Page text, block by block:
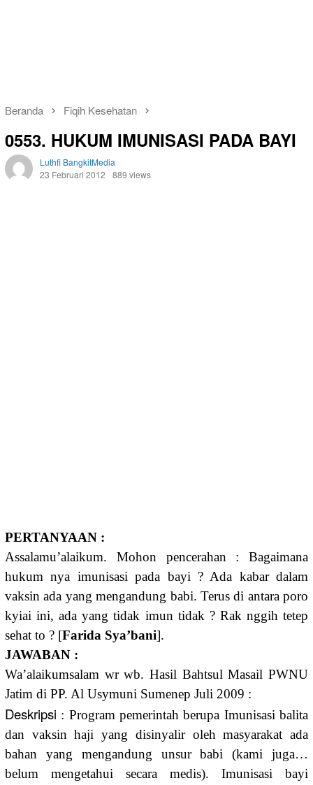
Beranda Fiqih Kesehatan
0553. HUKUM IMUNISASI PADA BAYI
Luthfi BangkitMedia
23 Februari 2012
889 views
PERTANYAAN :
Assalamu’alaikum. Mohon pencerahan : Bagaimana
hukum nya imunisasi pada bayi ? Ada kabar dalam
vaksin ada yang mengandung babi. Terus di antara poro
kyiai ini, ada yang tidak imun tidak ? Rak nggih tetep
sehat to ? [Farida Sya’bani].
JAWABAN :
Wa’alaikumsalam wr wb. Hasil Bahtsul Masail PWNU
Jatim di PP. Al Usymuni Sumenep Juli 2009 :
Deskripsi : Program pemerintah berupa Imunisasi balita
dan vaksin haji yang disinyalir oleh masyarakat ada
bahan yang mengandung unsur babi (kami juga…
belum mengetahui secara medis). Imunisasi bayi